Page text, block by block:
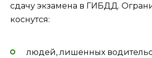
сдачу экзамена в ГИБДД.
коснутся:
людей, лишенных